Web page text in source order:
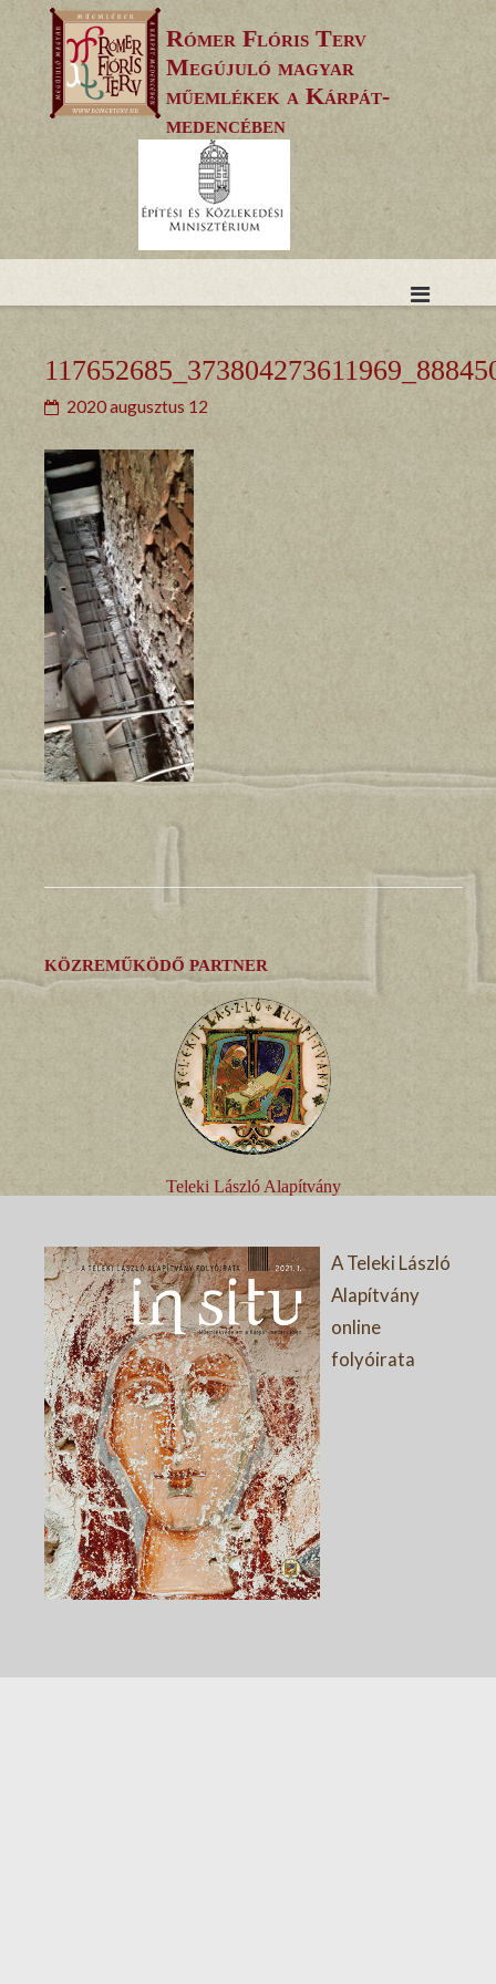
content
Rómer Flóris Terv
Megújuló magyar
műemlékek a Kárpát-
medencében
2020 augusztus 12
KÖZREMŰKÖDŐ PARTNER
Teleki László Alapítvány
A Teleki László
Alapítvány
online
folyóirata